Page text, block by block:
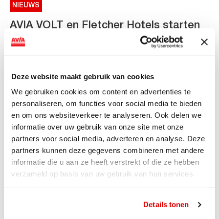
Deze website maakt gebruik van cookies
We gebruiken cookies om content en advertenties te
personaliseren, om functies voor social media te bieden
en om ons websiteverkeer te analyseren. Ook delen we
informatie over uw gebruik van onze site met onze
partners voor social media, adverteren en analyse. Deze
partners kunnen deze gegevens combineren met andere
informatie die u aan ze heeft verstrekt of die ze hebben
verzameld op basis van uw gebruik van hun services.
Details tonen
NIEUWS
AVIA VOLT en Fletcher Hotels starten
landelijke uitrol van DC-
van DC-snellaadinfrastructuur AVIA VOLT en...
Lees verder